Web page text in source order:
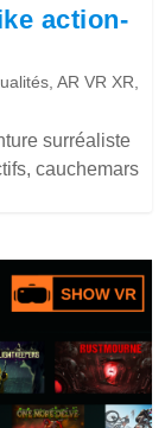
action-
,AR VR XR
surréaliste
cauchemars